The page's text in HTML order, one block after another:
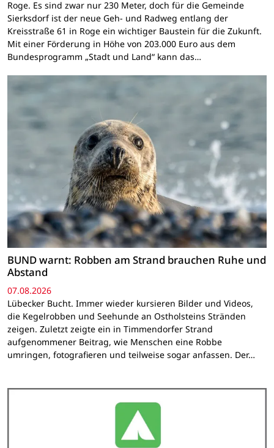
Roge. Es sind zwar nur 230 Meter, doch für die Gemeinde
Sierksdorf ist der neue Geh- und Radweg entlang der
Kreisstraße 61 in Roge ein wichtiger Baustein für die Zukunft.
Mit einer Förderung in Höhe von 203.000 Euro aus dem
Bundesprogramm „Stadt und Land“ kann das…
BUND warnt: Robben am Strand brauchen Ruhe und
Abstand
07.08.2026
Lübecker Bucht. Immer wieder kursieren Bilder und Videos,
die Kegelrobben und Seehunde an Ostholsteins Stränden
zeigen. Zuletzt zeigte ein in Timmendorfer Strand
aufgenommener Beitrag, wie Menschen eine Robbe
umringen, fotografieren und teilweise sogar anfassen. Der…